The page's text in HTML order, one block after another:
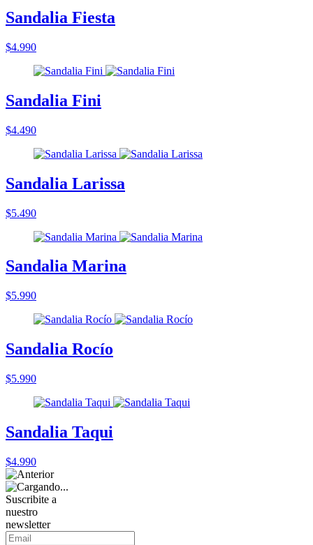
Sandalia Fiesta
$4.990
Sandalia Fini
$4.490
Sandalia Larissa
$5.490
Sandalia Marina
$5.990
Sandalia Rocío
$5.990
Sandalia Taqui
$4.990
Suscribite a
nuestro
newsletter